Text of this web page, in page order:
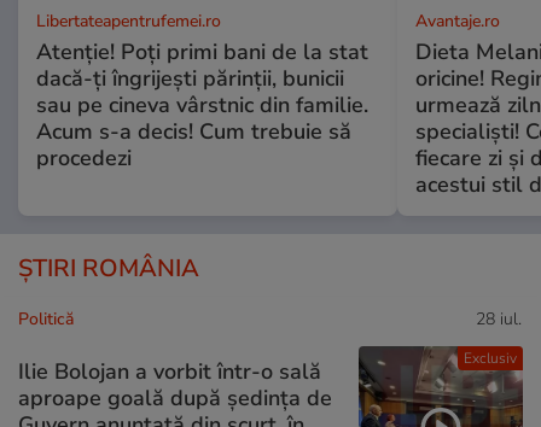
Libertateapentrufemei.ro
Atenție! Poți primi bani de la stat
dacă-ți îngrijești părinții, bunicii
sau pe cineva vârstnic din familie.
Acum s-a decis! Cum trebuie să
procedezi
Avantaje.ro
Dieta
oricine!
urmează
specialiști!
fiecare zi și
acestui stil
ȘTIRI ROMÂNIA
Exclusiv
Politică 28 iul.
Ilie Bolojan a vorbit într-o sală
aproape goală după ședința de